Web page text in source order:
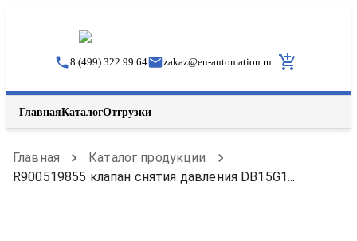
8 (499) 322 99 64 zakaz@eu-automation.ru
ГлавнаяКаталогОтгрузки
Главная
Каталог продукции
R900519855 клапан снятия давления DB15G1...